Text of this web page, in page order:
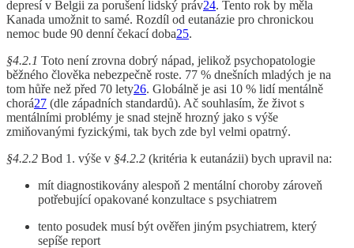
depresí v Belgii za porušení lidský práv24. Tento rok by měla
Kanada umožnit to samé. Rozdíl od eutanázie pro chronickou
nemoc bude 90 denní čekací doba25.
§4.2.1 Toto není zrovna dobrý nápad, jelikož psychopatologie
běžného člověka nebezpečně roste. 77 % dnešních mladých je na
tom hůře než před 70 lety26. Globálně je asi 10 % lidí mentálně
chorá27 (dle západních standardů). Ač souhlasím, že život s
mentálními problémy je snad stejně hrozný jako s výše
zmiňovanými fyzickými, tak bych zde byl velmi opatrný.
§4.2.2 Bod 1. výše v §4.2.2 (kritéria k eutanázii) bych upravil na:
mít diagnostikovány alespoň 2 mentální choroby zároveň
potřebující opakované konzultace s psychiatrem
tento posudek musí být ověřen jiným psychiatrem, který
sepíše report